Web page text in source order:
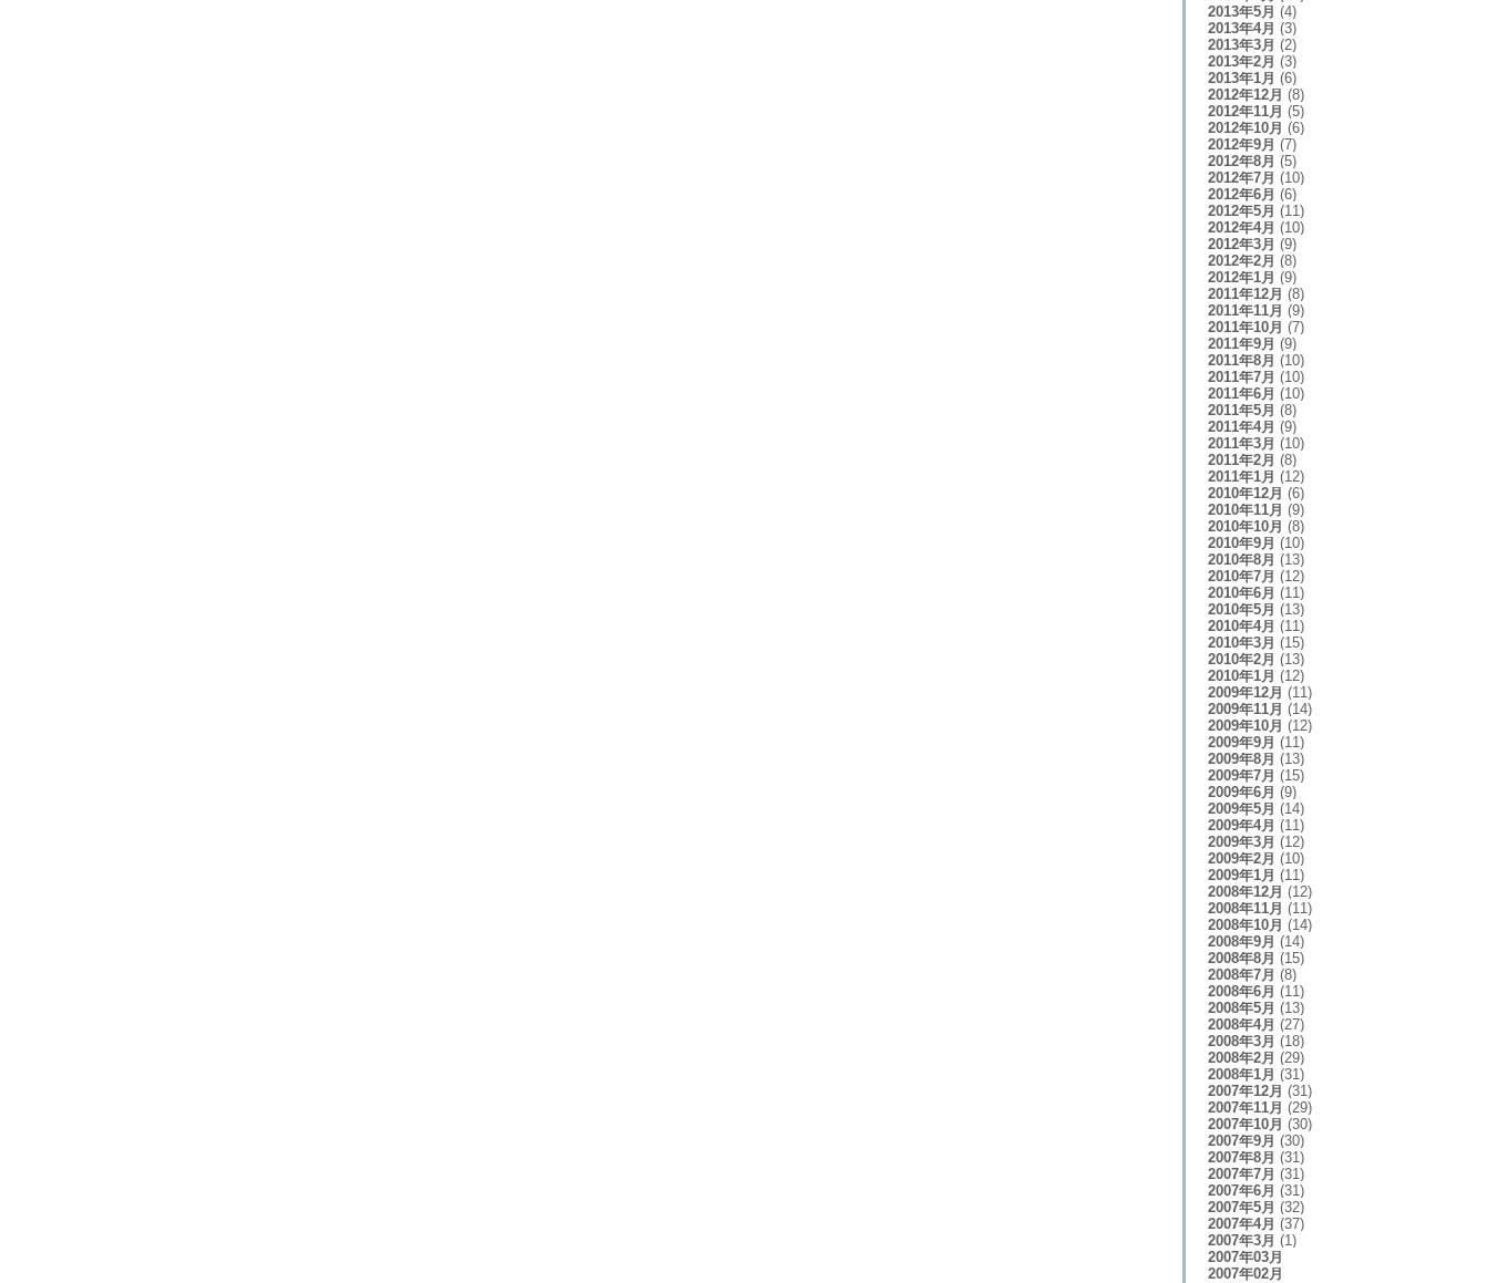
2013年5月 (4)
2013年4月 (3)
2013年3月 (2)
2013年2月 (3)
2013年1月 (6)
2012年12月 (8)
2012年11月 (5)
2012年10月 (6)
2012年9月 (7)
2012年8月 (5)
2012年7月 (10)
2012年6月 (6)
2012年5月 (11)
2012年4月 (10)
2012年3月 (9)
2012年2月 (8)
2012年1月 (9)
2011年12月 (8)
2011年11月 (9)
2011年10月 (7)
2011年9月 (9)
2011年8月 (10)
2011年7月 (10)
2011年6月 (10)
2011年5月 (8)
2011年4月 (9)
2011年3月 (10)
2011年2月 (8)
2011年1月 (12)
2010年12月 (6)
2010年11月 (9)
2010年10月 (8)
2010年9月 (10)
2010年8月 (13)
2010年7月 (12)
2010年6月 (11)
2010年5月 (13)
2010年4月 (11)
2010年3月 (15)
2010年2月 (13)
2010年1月 (12)
2009年12月 (11)
2009年11月 (14)
2009年10月 (12)
2009年9月 (11)
2009年8月 (13)
2009年7月 (15)
2009年6月 (9)
2009年5月 (14)
2009年4月 (11)
2009年3月 (12)
2009年2月 (10)
2009年1月 (11)
2008年12月 (12)
2008年11月 (11)
2008年10月 (14)
2008年9月 (14)
2008年8月 (15)
2008年7月 (8)
2008年6月 (11)
2008年5月 (13)
2008年4月 (27)
2008年3月 (18)
2008年2月 (29)
2008年1月 (31)
2007年12月 (31)
2007年11月 (29)
2007年10月 (30)
2007年9月 (30)
2007年8月 (31)
2007年7月 (31)
2007年6月 (31)
2007年5月 (32)
2007年4月 (37)
2007年3月 (1)
2007年03月
2007年02月